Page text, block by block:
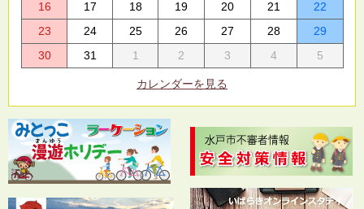
16
17 18 19 20 21
22
23
24 25 26 27 28
29
30
31 1 2 3 4 5
カレンダーを見る